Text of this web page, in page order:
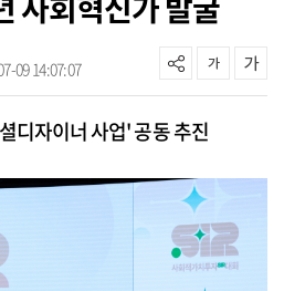
09 14:07:07
디자이너 사업' 공동 추진